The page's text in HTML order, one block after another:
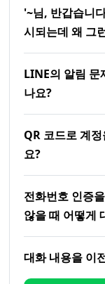
'~님, 반갑습니
시되는데 왜 그
LINE의 알림 문
나요?
QR 코드로 계
요?
전화번호 인증
않을 때 어떻게
대화 내용을 이